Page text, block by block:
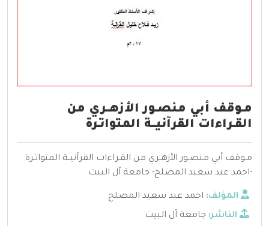
مـوقف أبي منصـور الأزهــري من
القـراءات القرآنيــة المتواتـرة
مـوقف أبي منصـور الأزهــري من القـراءات القرآنيــة المتواتـرة
-احمد عبد سعيد المصلح- جامعة آل البيت
المؤلف: احمد عبد سعيد المصلح
الناشر: جامعة آل البيت